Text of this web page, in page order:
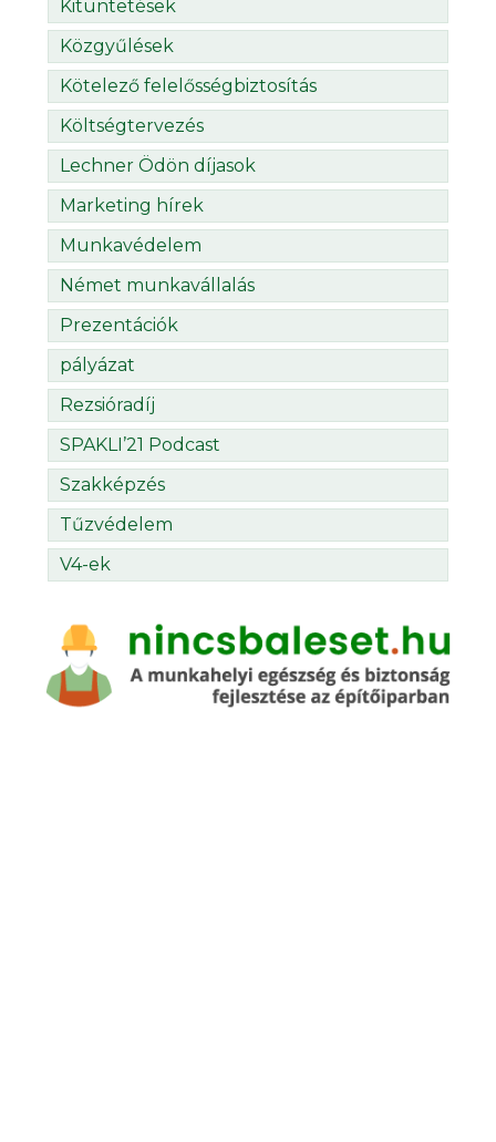
Kitüntetések
Közgyűlések
Kötelező felelősségbiztosítás
Költségtervezés
Lechner Ödön díjasok
Marketing hírek
Munkavédelem
Német munkavállalás
Prezentációk
pályázat
Rezsióradíj
SPAKLI’21 Podcast
Szakképzés
Tűzvédelem
V4-ek